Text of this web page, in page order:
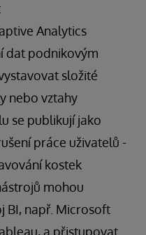
Analytics
dat podnikovým
složité
nebo vztahy
se publikují jako
práce uživatelů -
kostek
mohou
BI, např. Microsoft
a přistupovat